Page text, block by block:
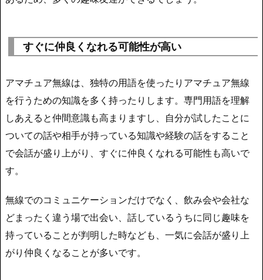
すぐに仲良くなれる可能性が高い
アマチュア無線は、独特の用語を使ったりアマチュア無線
を行うための知識を多く持ったりします。専門用語を理解
しあえると仲間意識も高まりますし、自分が試したことに
ついての話や相手が持っている知識や経験の話をすること
で会話が盛り上がり、すぐに仲良くなれる可能性も高いで
す。
無線でのコミュニケーションだけでなく、飲み会や会社な
どまったく違う場で出会い、話しているうちに同じ趣味を
持っていることが判明した時なども、一気に会話が盛り上
がり仲良くなることが多いです。